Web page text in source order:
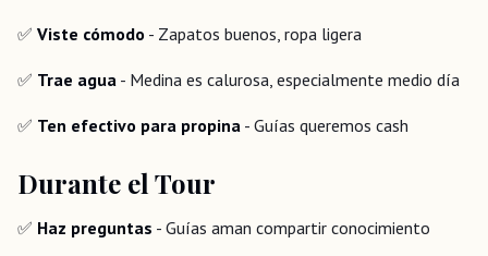
✅ Viste cómodo - Zapatos buenos, ropa ligera
✅ Trae agua - Medina es calurosa, especialmente medio día
✅ Ten efectivo para propina - Guías queremos cash
Durante el Tour
✅ Haz preguntas - Guías aman compartir conocimiento